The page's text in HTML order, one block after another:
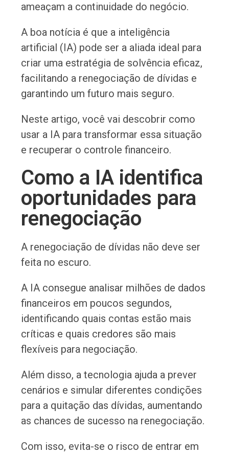
ameaçam a continuidade do negócio.
A boa notícia é que a inteligência
artificial (IA) pode ser a aliada ideal para
criar uma estratégia de solvência eficaz,
facilitando a renegociação de dívidas e
garantindo um futuro mais seguro.
Neste artigo, você vai descobrir como
usar a IA para transformar essa situação
e recuperar o controle financeiro.
Como a IA identifica
oportunidades para
renegociação
A renegociação de dívidas não deve ser
feita no escuro.
A IA consegue analisar milhões de dados
financeiros em poucos segundos,
identificando quais contas estão mais
críticas e quais credores são mais
flexíveis para negociação.
Além disso, a tecnologia ajuda a prever
cenários e simular diferentes condições
para a quitação das dívidas, aumentando
as chances de sucesso na renegociação.
Com isso, evita-se o risco de entrar em